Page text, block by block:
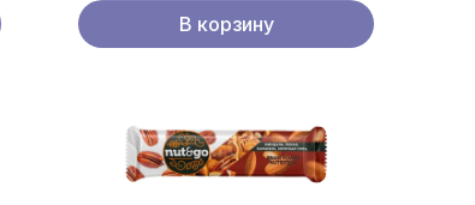
В корзину